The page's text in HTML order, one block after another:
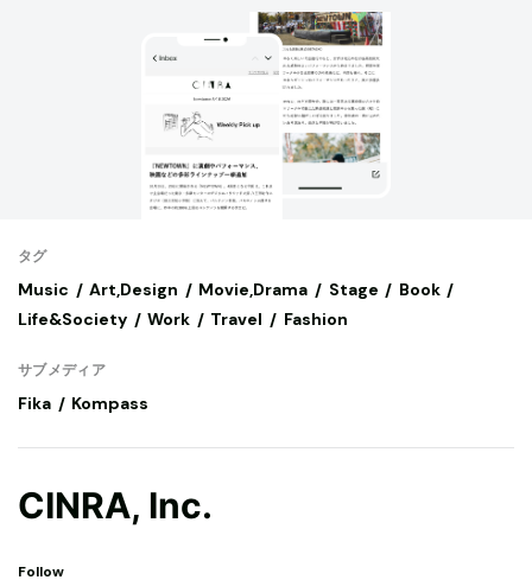
タグ
Music Art,Design Movie,Drama Stage
Book
Life&Society
Work Travel Fashion
サブメディア
Fika Kompass
CINRA, Inc.
Follow